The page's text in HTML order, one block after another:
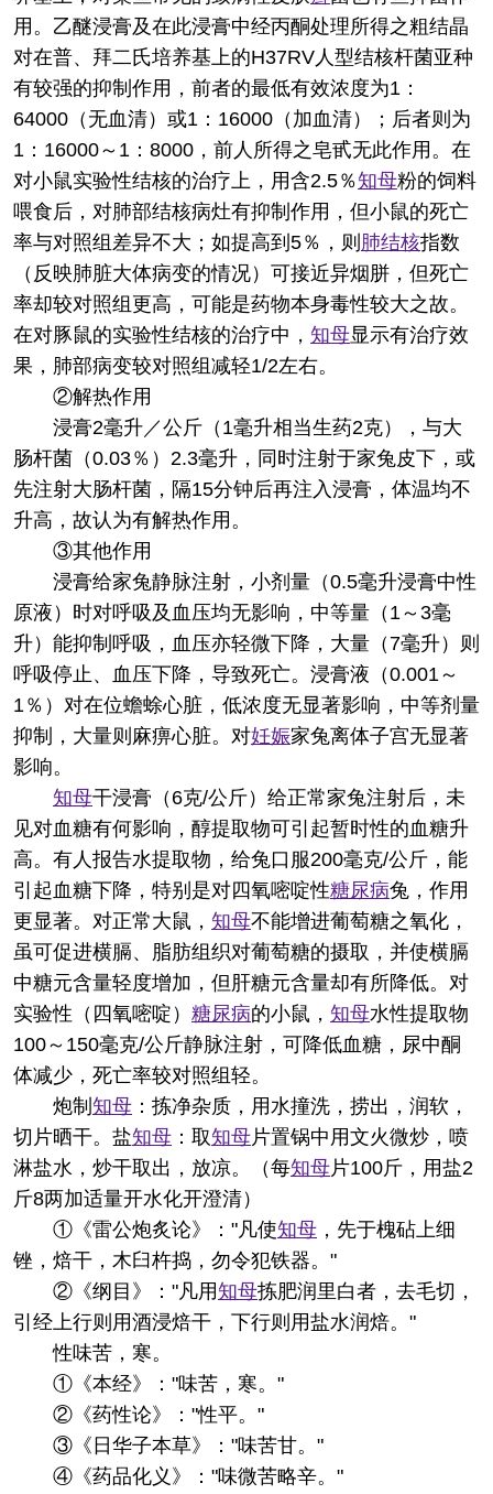
用。乙醚浸膏及在此浸膏中经丙酮处理所得之粗结晶
对在普、拜二氏培养基上的H37RV人型结核杆菌亚种
有较强的抑制作用，前者的最低有效浓度为1：
64000（无血清）或1：16000（加血清）；后者则为
1：16000～1：8000，前人所得之皂甙无此作用。在
对小鼠实验性结核的治疗上，用含2.5％知母粉的饲料
喂食后，对肺部结核病灶有抑制作用，但小鼠的死亡
率与对照组差异不大；如提高到5％，则 肺结核指数
（反映肺脏大体病变的情况）可接近异烟胼，但死亡
率却较对照组更高，可能是药物本身毒性较大之故。
在对豚鼠的实验性结核的治疗中， 知母显示有治疗效
果，肺部病变较对照组减轻1/2左右。
②解热作用
浸膏2毫升／公斤（1毫升相当生药2克），与大
肠杆菌（0.03％）2.3毫升，同时注射于家兔皮下，或
先注射大肠杆菌，隔15分钟后再注入浸膏，体温均不
升高，故认为有解热作用。
③其他作用
浸膏给家兔静脉注射，小剂量（0.5毫升浸膏中性
原液）时对呼吸及血压均无影响，中等量（1～3毫
升）能抑制呼吸，血压亦轻微下降，大量（7毫升）则
呼吸停止、血压下降，导致死亡。浸膏液（0.001～
1％）对在位蟾蜍心脏，低浓度无显著影响，中等剂量
抑制，大量则麻痹心脏。对妊娠家兔离体子宫无显著
影响。
知母干浸膏（6克/公斤）给正常家兔注射后，未
见对血糖有何影响，醇提取物可引起暂时性的血糖升
高。有人报告水提取物，给兔口服200毫克/公斤，能
引起血糖下降，特别是对四氧嘧啶性糖尿病兔，作用
更显著。对正常大鼠， 知母不能增进葡萄糖之氧化，
虽可促进横膈、脂肪组织对葡萄糖的摄取，并使横膈
中糖元含量轻度增加，但肝糖元含量却有所降低。对
实验性（四氧嘧啶） 糖尿病的小鼠， 知母水性提取物
100～150毫克/公斤静脉注射，可降低血糖，尿中酮
体减少，死亡率较对照组轻。
炮制 知母 ：拣净杂质，用水撞洗，捞出，润软，
切片晒干。盐知母 ：取知母片置锅中用文火微炒，喷
淋盐水，炒干取出，放凉。（每知母片100斤，用盐2
斤8两加适量开水化开澄清）
①《雷公炮炙论》："凡使知母 ，先于槐砧上细
锉，焙干，木臼杵捣，勿令犯铁器。"
②《纲目》："凡用知母拣肥润里白者，去毛切，
引经上行则用酒浸焙干，下行则用盐水润焙。"
性味苦，寒。
①《本经》："味苦，寒。"
②《药性论》："性平。"
③《日华子本草》："味苦甘。"
④《药品化义》："味微苦略辛。"